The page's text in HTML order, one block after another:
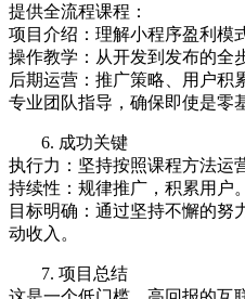
提供全流程课程：
项目介绍：理解小程序盈利模
操作教学：从开发到发布的全
后期运营：推广策略、用户积
专业团队指导，确保即使是零
6. 成功关键
执行力：坚持按照课程方法运
持续性：规律推广，积累用户。
目标明确：通过坚持不懈的努
动收入。
7. 项目总结